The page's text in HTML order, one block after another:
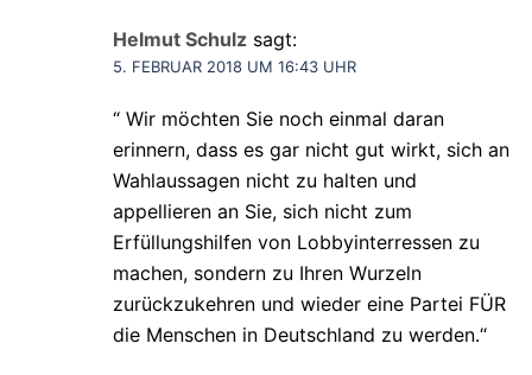
Helmut Schulz sagt:
5. FEBRUAR 2018 UM 16:43 UHR
“ Wir möchten Sie noch einmal daran
erinnern, dass es gar nicht gut wirkt, sich an
Wahlaussagen nicht zu halten und
appellieren an Sie, sich nicht zum
Erfüllungshilfen von Lobbyinterressen zu
machen, sondern zu Ihren Wurzeln
zurückzukehren und wieder eine Partei FÜR
die Menschen in Deutschland zu werden.“